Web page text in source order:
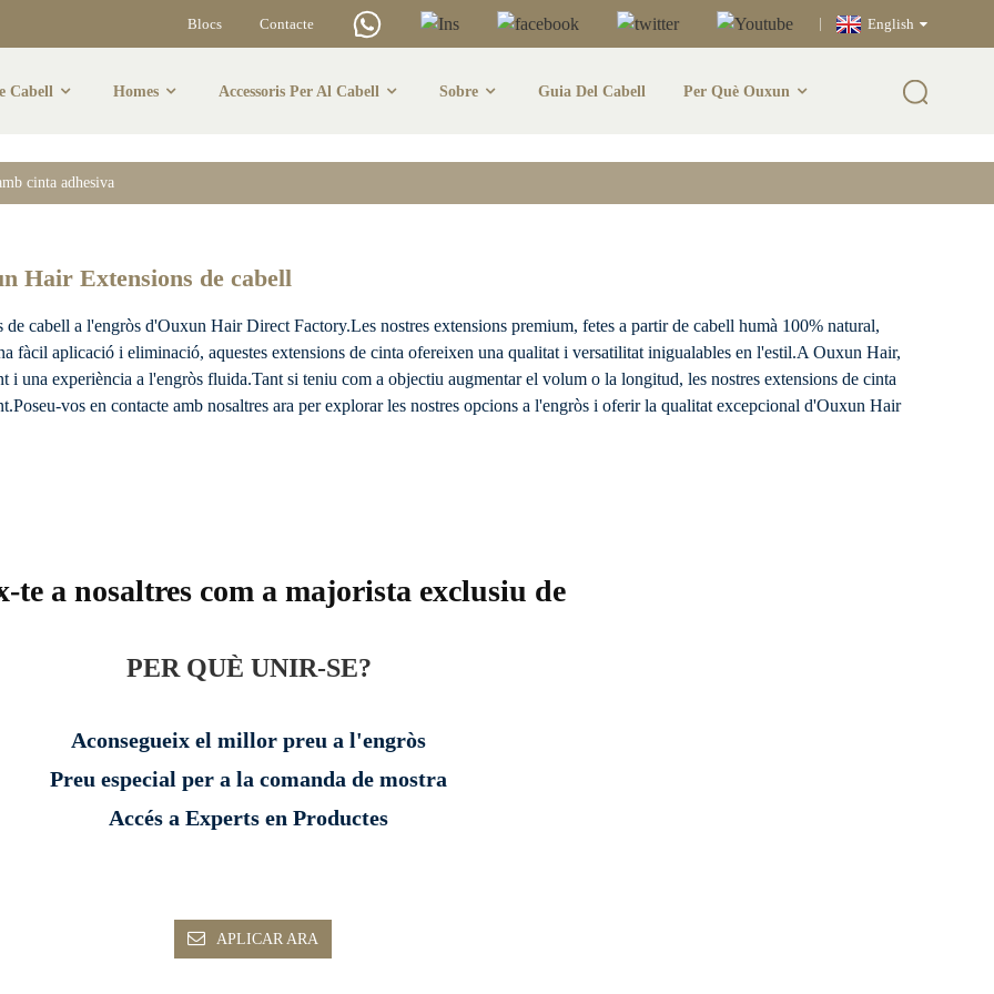
Blocs Contacte English
Cabell Homes Accessoris Per Al Cabell Sobre Guia Del Cabell Per Què Ouxun
Cabell Amb Cinta Adhesiva
cinta adhesiva
Hair Extensions de cabell
cabell a l'engròs d'Ouxun Hair Direct Factory.Les nostres extensions premium, fetes a partir de cabell humà 100% natural,
fàcil aplicació i eliminació, aquestes extensions de cinta ofereixen una qualitat i versatilitat inigualables en l'estil.A Ouxun Hair,
una experiència a l'engròs fluida.Tant si teniu com a objectiu augmentar el volum o la longitud, les nostres extensions de cinta
vos en contacte amb nosaltres ara per explorar les nostres opcions a l'engròs i oferir la qualitat excepcional d'Ouxun Hair
te a nosaltres com a majorista exclusiu de
PER QUÈ UNIR-SE?
Aconsegueix el millor preu a l'engròs
Preu especial per a la comanda de mostra
Accés a Experts en Productes
APLICAR ARA